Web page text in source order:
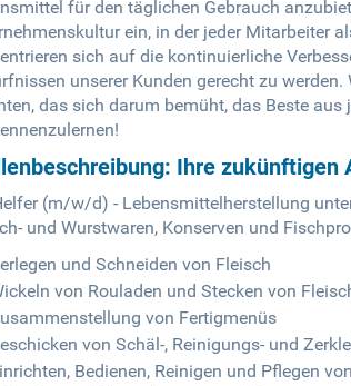
für den täglichen Gebrauch
ein, in der jeder Mitarbeiter
sich auf die kontinuierliche
unserer Kunden gerecht zu
das sich darum bemüht, das Beste
Ihre zukünftigen
(m/w/d) - Lebensmittelherstellung
und Wurstwaren, Konserven und
und Schneiden von Fleisch
von Rouladen und Stecken von
von Fertigmenüs
von Schäl-, Reinigungs- und
Bedienen, Reinigen und Pflegen